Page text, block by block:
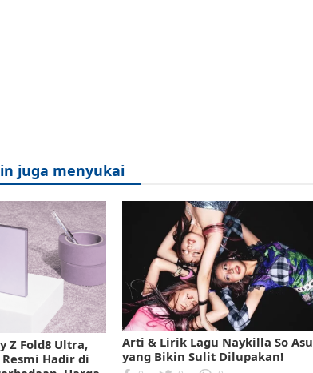
juga menyukai
Z Fold8 Ultra,
Resmi Hadir di
Arti & Lirik Lagu Naykilla So Asu
yang Bikin Sulit Dilupakan!